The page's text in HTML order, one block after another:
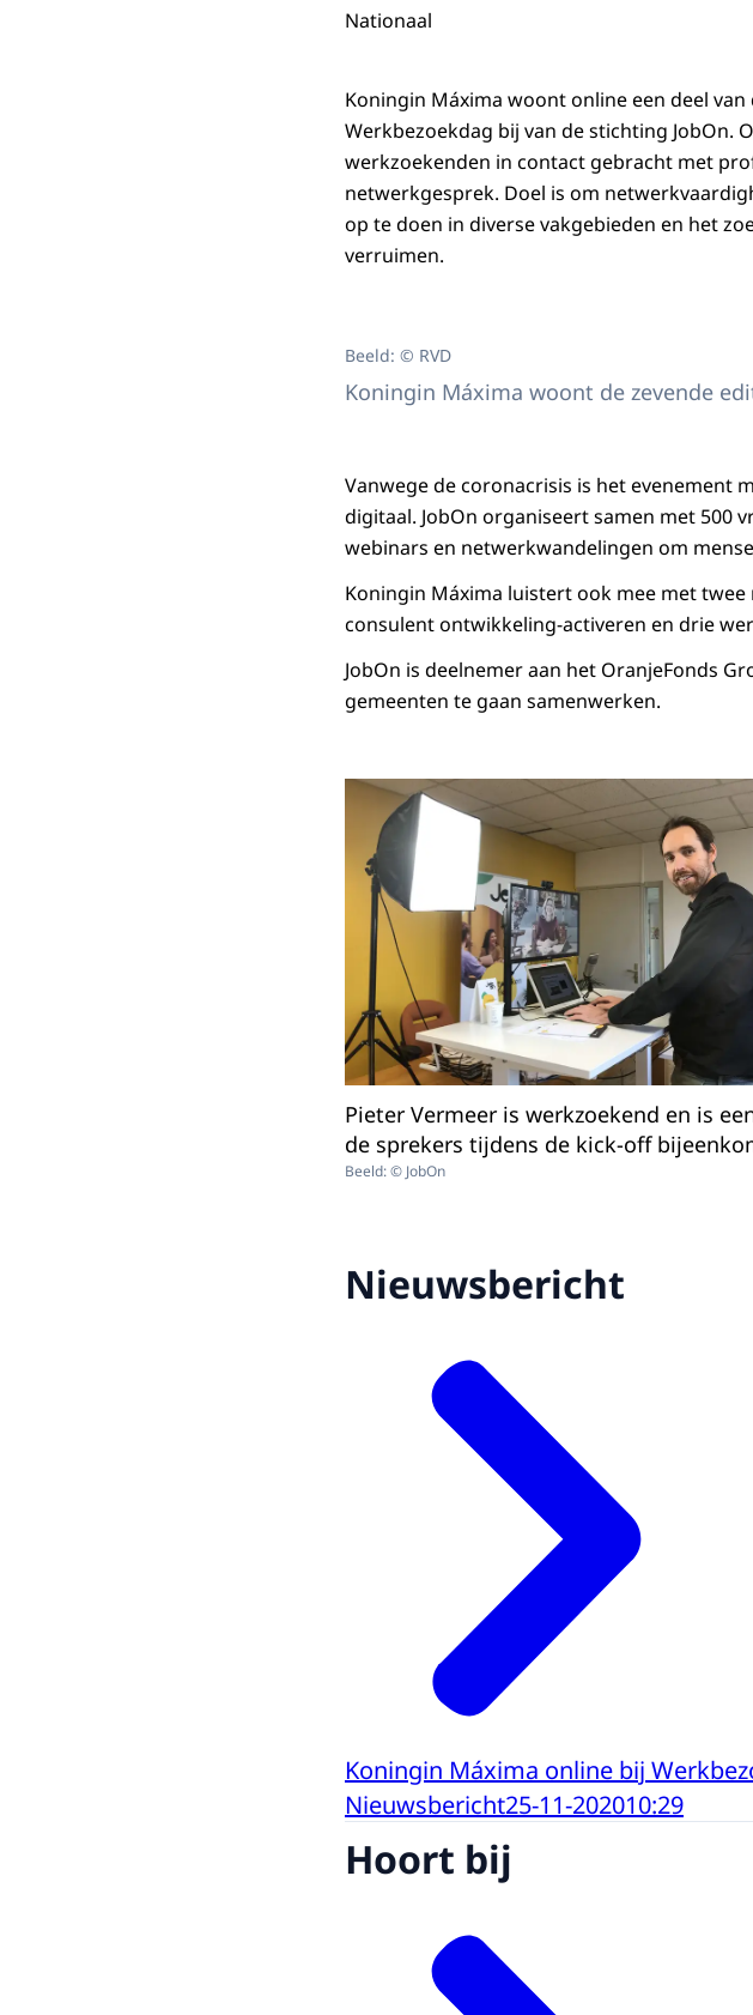
Nationaal
Koningin Máxima woont online een deel van
Werkbezoekdag bij van de stichting JobOn.
werkzoekenden in contact gebracht met
netwerkgesprek. Doel is om
op te doen in diverse vakgebieden en het
verruimen.
Beeld: © RVD
Koningin Máxima woont de zevende
Vanwege de coronacrisis is het evenement
digitaal. JobOn organiseert samen met 500
webinars en netwerkwandelingen om
Koningin Máxima luistert ook mee met
consulent ontwikkeling-activeren en drie
JobOn is deelnemer aan het OranjeFonds
gemeenten te gaan samenwerken.
Pieter Vermeer is werkzoekend en is
de sprekers tijdens de kick-off
Beeld: © JobOn
Nieuwsbericht
Koningin Máxima online bij
Nieuwsbericht25-11-202010:29
Hoort bij